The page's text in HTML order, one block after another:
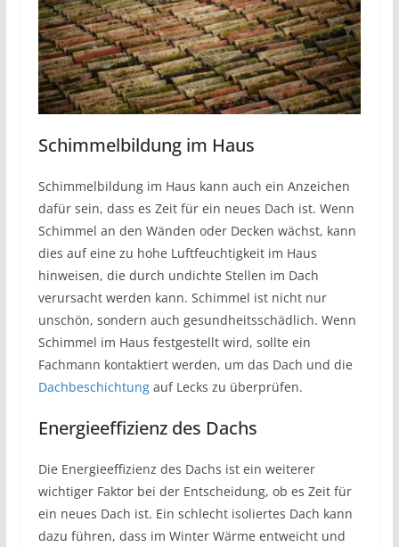
Schimmelbildung im Haus
Schimmelbildung im Haus kann auch ein Anzeichen
dafür sein, dass es Zeit für ein neues Dach ist. Wenn
Schimmel an den Wänden oder Decken wächst, kann
dies auf eine zu hohe Luftfeuchtigkeit im Haus
hinweisen, die durch undichte Stellen im Dach
verursacht werden kann. Schimmel ist nicht nur
unschön, sondern auch gesundheitsschädlich. Wenn
Schimmel im Haus festgestellt wird, sollte ein
Fachmann kontaktiert werden, um das Dach und die
Dachbeschichtungauf Lecks zu überprüfen.
Energieeffizienz des Dachs
Die Energieeffizienz des Dachs ist ein weiterer
wichtiger Faktor bei der Entscheidung, ob es Zeit für
ein neues Dach ist. Ein schlecht isoliertes Dach kann
dazu führen, dass im Winter Wärme entweicht und